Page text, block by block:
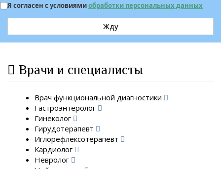
Я согласен с условиямиобработки персональных данных
Жду
Врачи и специалисты
Врач функциональной диагностики
Гастроэнтеролог
Гинеколог
Гирудотерапевт
Иглорефлексотерапевт
Кардиолог
Невролог